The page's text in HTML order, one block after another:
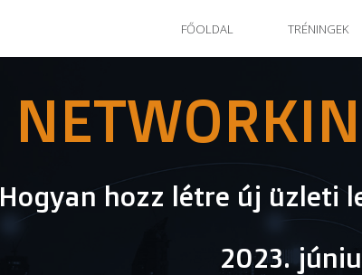
FŐOLDAL TRÉNINGEK
Hogyan hozz létre új üzleti
2023.